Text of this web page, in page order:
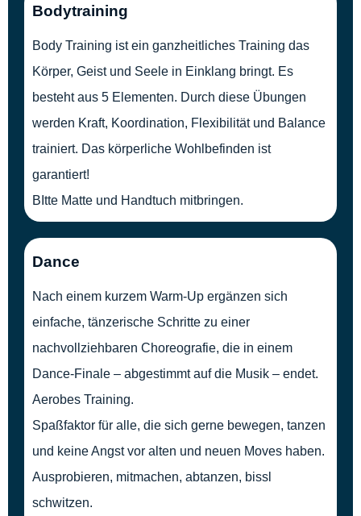
Bodytraining
Body Training ist ein ganzheitliches Training das
Körper, Geist und Seele in Einklang bringt. Es
besteht aus 5 Elementen. Durch diese Übungen
werden Kraft, Koordination, Flexibilität und Balance
trainiert. Das körperliche Wohlbefinden ist
garantiert!
BItte Matte und Handtuch mitbringen.
Dance
Nach einem kurzem Warm-Up ergänzen sich
einfache, tänzerische Schritte zu einer
nachvollziehbaren Choreografie, die in einem
Dance-Finale – abgestimmt auf die Musik – endet.
Aerobes Training.
Spaßfaktor für alle, die sich gerne bewegen, tanzen
und keine Angst vor alten und neuen Moves haben.
Ausprobieren, mitmachen, abtanzen, bissl
schwitzen.